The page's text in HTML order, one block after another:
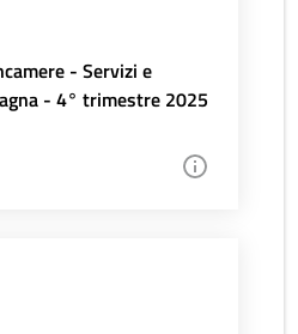
- Servizi e
- 4° trimestre 2025